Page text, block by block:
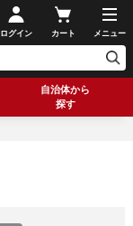
ログイン カート メニュー
自治体から
探す